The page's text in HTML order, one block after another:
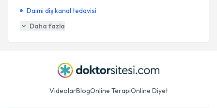
Daimi diş kanal tedavisi
Daha fazla
VideolarBlogOnline TerapiOnline Diyet